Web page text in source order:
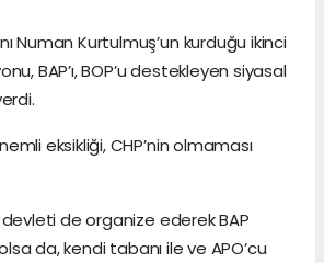
Numan Kurtulmuş’un kurduğu ikinci
BAP’ı, BOP’u destekleyen siyasal
eksikliği, CHP’nin olmaması
devleti de organize ederek BAP
da, kendi tabanı ile ve APO’cu